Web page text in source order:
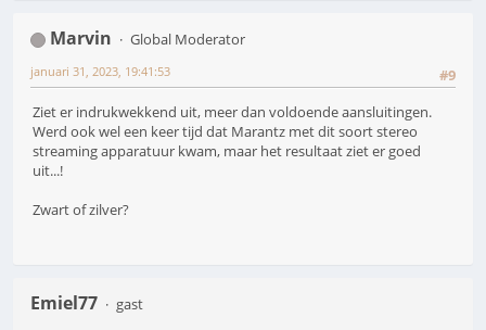
Marvin
Global Moderator
#9
januari 31, 2023, 19:41:53
Ziet er indrukwekkend uit, meer dan voldoende aansluitingen.
Werd ook wel een keer tijd dat Marantz met dit soort stereo
streaming apparatuur kwam, maar het resultaat ziet er goed
uit...!
Zwart of zilver?
Emiel77
gast